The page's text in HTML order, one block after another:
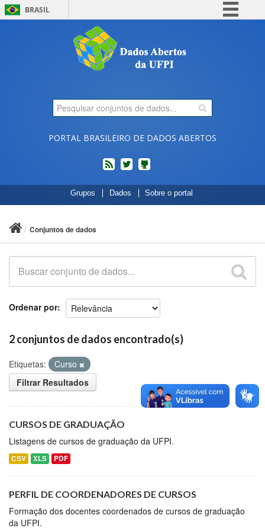
BRASIL
Comunica BR
Participe
Legislação
PORTAL BRASILEIRO DE DADOS ABERTOS
feed twitterCódigos
fonte
de
no
Grupos Dados Sobre o portal
Conjuntos de dados
Ordenar por
2 conjuntos de dados encontrado(s)
Etiquetas:
Curso
Filtrar Resultados
CURSOS DE GRADUAÇÃO
Listagens de cursos de graduação da UFPI.
CSV XLS PDF
PERFIL DE COORDENADORES DE CURSOS
Formação dos docentes coordenados de cursos de graduação
da UFPI.